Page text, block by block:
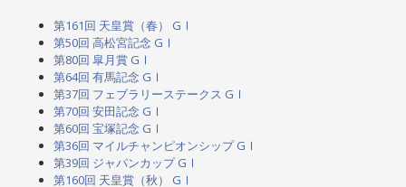
第161回 天皇賞（春） GⅠ
第50回 高松宮記念 GⅠ
第80回 皐月賞 GⅠ
第64回 有馬記念 GⅠ
第37回 フェブラリーステークス GⅠ
第70回 安田記念 GⅠ
第60回 宝塚記念 GⅠ
第36回 マイルチャンピオンシップ GⅠ
第39回 ジャパンカップ GⅠ
第160回 天皇賞（秋） GⅠ